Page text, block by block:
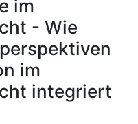
im
- Wie
im
integriert